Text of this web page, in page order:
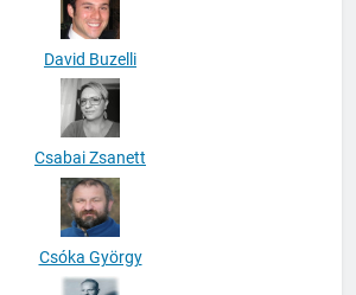
David Buzelli
Csabai Zsanett
Csóka György